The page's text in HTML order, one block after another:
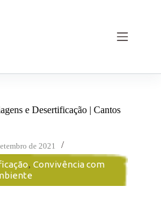
e Desertificação | Cantos
de 2021
, Convivência com